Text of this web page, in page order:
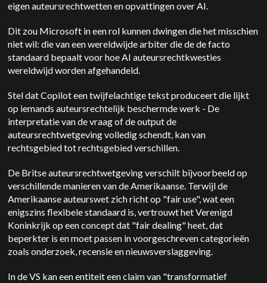
eigen auteursrechtwetten en opvattingen over AI.
Dit zou Microsoft in een rol kunnen dwingen die het misschien
niet wil: die van een wereldwijde arbiter die de de facto
standaard bepaalt voor hoe AI auteursrechtkwesties
wereldwijd worden afgehandeld.
Stel dat Copilot een twijfelachtige tekst produceert die lijkt
op iemands auteursrechtelijk beschermde werk - De
interpretatie van de vraag of de output de
auteursrechtwetgeving volledig schendt, kan van
rechtsgebied tot rechtsgebied verschillen.
De Britse auteursrechtwetgeving verschilt bijvoorbeeld op
verschillende manieren van de Amerikaanse. Terwijl de
Amerikaanse auteurswet zich richt op "fair use", wat een
enigszins flexibele standaard is, vertrouwt het Verenigd
Koninkrijk op een concept dat "fair dealing" heet, dat
beperkter is en moet passen in voorgeschreven categorieën
zoals onderzoek, recensie en nieuwsverslaggeving.
In de VS kan een entiteit een claim van "transformatief